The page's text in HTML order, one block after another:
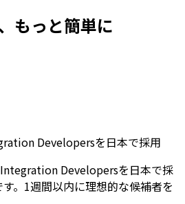
もっと簡単に
Developersを日本で採用
Developersを日本で採
。1週間以内に理想的な候補者を